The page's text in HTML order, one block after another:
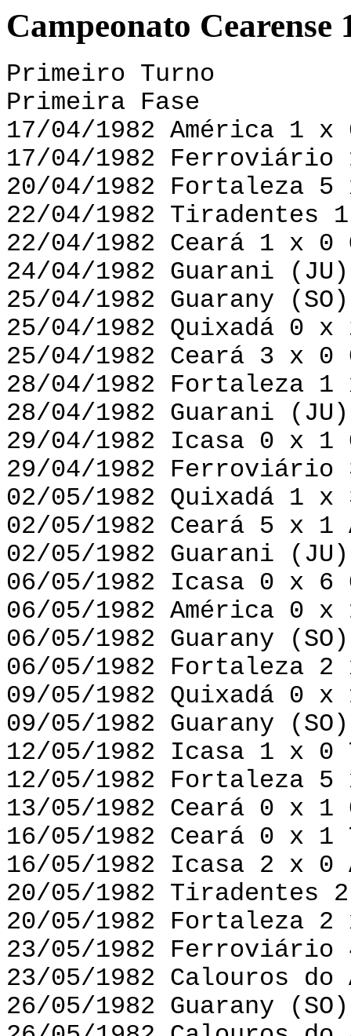
Campeonato Cearense
Primeiro Turno
Primeira Fase
17/04/1982 América 1
17/04/1982
20/04/1982 Fortaleza
22/04/1982 Tiradentes
22/04/1982 Ceará 1 x 0
24/04/1982 Guarani
25/04/1982 Guarany
25/04/1982 Quixadá 0 x
25/04/1982 Ceará 3 x 0
28/04/1982 Fortaleza 1
28/04/1982 Guarani
29/04/1982 Icasa 0 x 1
29/04/1982 Ferroviário
02/05/1982 Quixadá 1
02/05/1982 Ceará 5 x 1
02/05/1982 Guarani
06/05/1982 Icasa 0 x 6
06/05/1982 América 0
06/05/1982 Guarany
06/05/1982 Fortaleza
09/05/1982 Quixadá 0 x
09/05/1982 Guarany
12/05/1982 Icasa 1 x 0
12/05/1982 Fortaleza 5
13/05/1982 Ceará 0 x 1
16/05/1982 Ceará 0 x 1
16/05/1982 Icasa 2 x 0
20/05/1982 Tiradentes
20/05/1982 Fortaleza
23/05/1982 Ferroviário
23/05/1982 Calouros
26/05/1982 Guarany